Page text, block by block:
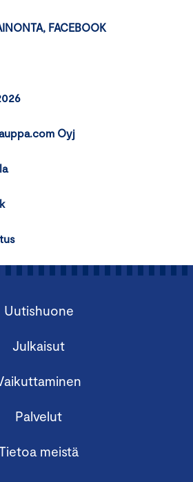
FACEBOOK
Oyj
Uutishuone
Julkaisut
Palvelut
meistä